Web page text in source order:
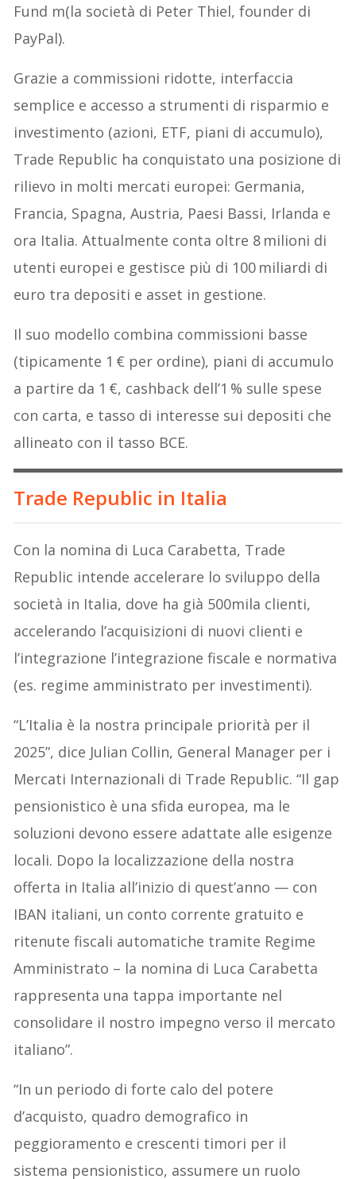
Fund m(la società di Peter Thiel, founder di
PayPal).
Grazie a commissioni ridotte, interfaccia
semplice e accesso a strumenti di risparmio e
investimento (azioni, ETF, piani di accumulo),
Trade Republic ha conquistato una posizione di
rilievo in molti mercati europei: Germania,
Francia, Spagna, Austria, Paesi Bassi, Irlanda e
ora Italia. Attualmente conta oltre 8 milioni di
utenti europei e gestisce più di 100 miliardi di
euro tra depositi e asset in gestione.
Il suo modello combina commissioni basse
(tipicamente 1 € per ordine), piani di accumulo
a partire da 1 €, cashback dell’1 % sulle spese
con carta, e tasso di interesse sui depositi che
allineato con il tasso BCE.
Trade Republic in Italia
Con la nomina di Luca Carabetta, Trade
Republic intende accelerare lo sviluppo della
società in Italia, dove ha già 500mila clienti,
accelerando l’acquisizioni di nuovi clienti e
l’integrazione l’integrazione fiscale e normativa
(es. regime amministrato per investimenti).
“L’Italia è la nostra principale priorità per il
2025”, dice Julian Collin, General Manager per i
Mercati Internazionali di Trade Republic. “Il gap
pensionistico è una sfida europea, ma le
soluzioni devono essere adattate alle esigenze
locali. Dopo la localizzazione della nostra
offerta in Italia all’inizio di quest’anno — con
IBAN italiani, un conto corrente gratuito e
ritenute fiscali automatiche tramite Regime
Amministrato – la nomina di Luca Carabetta
rappresenta una tappa importante nel
consolidare il nostro impegno verso il mercato
italiano”.
“In un periodo di forte calo del potere
d’acquisto, quadro demografico in
peggioramento e crescenti timori per il
sistema pensionistico, assumere un ruolo